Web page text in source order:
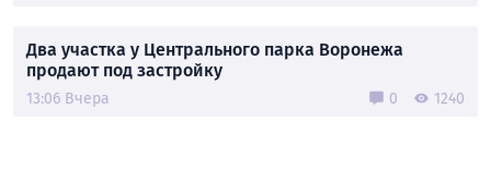
Два участка у Центрального парка Воронежа
продают под застройку
13:06 Вчера 0 1240